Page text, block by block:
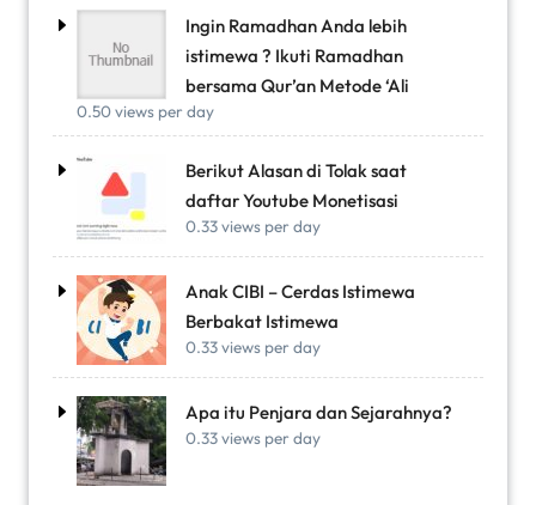
Ingin Ramadhan Anda lebih
istimewa ? Ikuti Ramadhan
bersama Qur’an Metode ‘Ali
0.50 views per day
Berikut Alasan di Tolak saat
daftar Youtube Monetisasi
0.33 views per day
Anak CIBI – Cerdas Istimewa
Berbakat Istimewa
0.33 views per day
Apa itu Penjara dan Sejarahnya?
0.33 views per day